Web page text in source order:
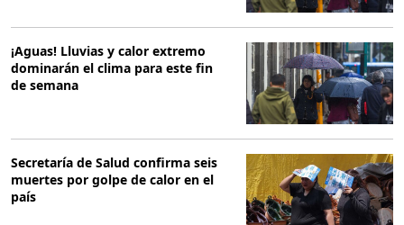
¡Aguas! Lluvias y calor extremo
dominarán el clima para este fin
de semana
Secretaría de Salud confirma seis
muertes por golpe de calor en el
país